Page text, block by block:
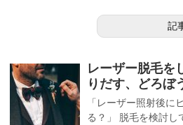
記
レーザー脱毛を
りだす、どろぼ
「レーザー照射後に
る？」 脱毛を検討し